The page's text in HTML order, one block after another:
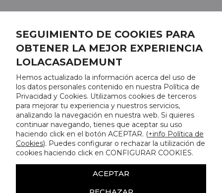
SEGUIMIENTO DE COOKIES PARA
OBTENER LA MEJOR EXPERIENCIA
LOLACASADEMUNT
Hemos actualizado la información acerca del uso de
los datos personales contenido en nuestra Política de
Privacidad y Cookies. Utilizamos cookies de terceros
para mejorar tu experiencia y nuestros servicios,
analizando la navegación en nuestra web. Si quieres
continuar navegando, tienes que aceptar su uso
haciendo click en el botón ACEPTAR. (+info Política de
Cookies). Puedes configurar o rechazar la utilización de
cookies haciendo click en CONFIGURAR COOKIES.
ACEPTAR